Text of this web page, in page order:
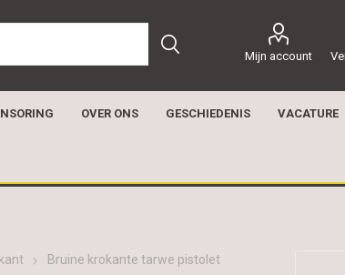
Mijn account
OVER ONS GESCHIEDENIS VACATURE
Bruine krokante tarwe pistolet